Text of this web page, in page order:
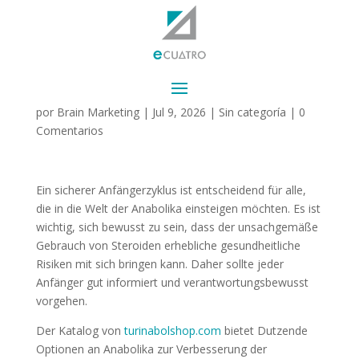
So sieht ein sicherer
Anfängerzyklus aus
por Brain Marketing| Jul 9, 2026 | Sin categoría | 0
Comentarios
Ein sicherer Anfängerzyklus ist entscheidend für alle,
die in die Welt der Anabolika einsteigen möchten. Es ist
wichtig, sich bewusst zu sein, dass der unsachgemäße
Gebrauch von Steroiden erhebliche gesundheitliche
Risiken mit sich bringen kann. Daher sollte jeder
Anfänger gut informiert und verantwortungsbewusst
vorgehen.
Der Katalog vonturinabolshop.com bietet Dutzende
Optionen an Anabolika zur Verbesserung der